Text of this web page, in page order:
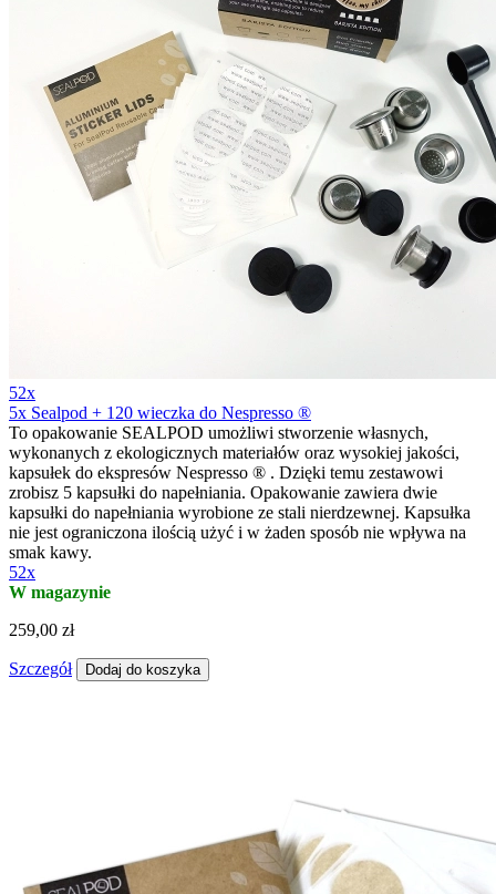
52x
5x Sealpod + 120 wieczka do Nespresso ®
To opakowanie SEALPOD umożliwi stworzenie własnych,
wykonanych z ekologicznych materiałów oraz wysokiej jakości,
kapsułek do ekspresów Nespresso ® . Dzięki temu zestawowi
zrobisz 5 kapsułki do napełniania. Opakowanie zawiera dwie
kapsułki do napełniania wyrobione ze stali nierdzewnej. Kapsułka
nie jest ograniczona ilością użyć i w żaden sposób nie wpływa na
smak kawy.
52x
W magazynie
259,00 zł
Szczegół Dodaj do koszyka